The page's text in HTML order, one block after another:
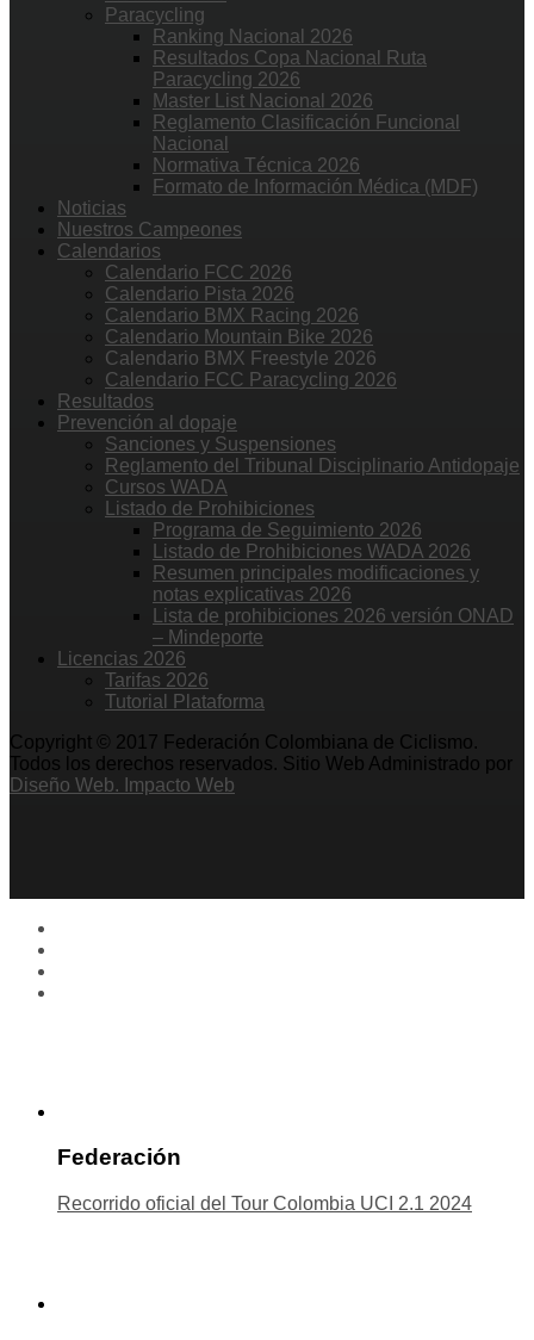
Paracycling
Ranking Nacional 2026
Resultados Copa Nacional Ruta
Paracycling 2026
Master List Nacional 2026
Reglamento Clasificación Funcional
Nacional
Normativa Técnica 2026
Formato de Información Médica (MDF)
Noticias
Nuestros Campeones
Calendarios
Calendario FCC 2026
Calendario Pista 2026
Calendario BMX Racing 2026
Calendario Mountain Bike 2026
Calendario BMX Freestyle 2026
Calendario FCC Paracycling 2026
Resultados
Prevención al dopaje
Sanciones y Suspensiones
Reglamento del Tribunal Disciplinario Antidopaje
Cursos WADA
Listado de Prohibiciones
Programa de Seguimiento 2026
Listado de Prohibiciones WADA 2026
Resumen principales modificaciones y
notas explicativas 2026
Lista de prohibiciones 2026 versión ONAD
– Mindeporte
Licencias 2026
Tarifas 2026
Tutorial Plataforma
Copyright © 2017 Federación Colombiana de Ciclismo.
Todos los derechos reservados. Sitio Web Administrado por
Diseño Web. Impacto Web
Federación
Recorrido oficial del Tour Colombia UCI 2.1 2024